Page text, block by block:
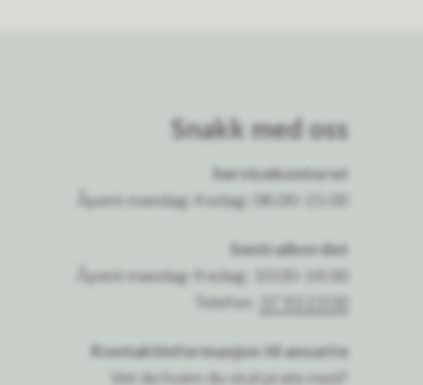
Snakk med oss
Servicekontoret
Åpent mandag-fredag: 08:00-15:00
Sentralbordet
Åpent mandag-fredag: 10:00-14:00
Telefon:
37 93 23 00
Kontaktinformasjon til ansatte
Vet du hvem du skal prate med?